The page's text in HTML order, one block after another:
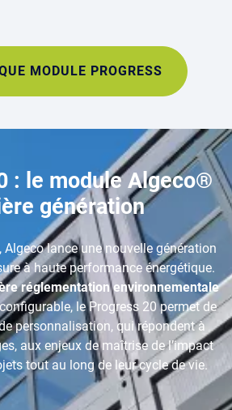
MODULE PROGRESS
: le module Algeco®
génération
, Algeco lance une nouvelle génération
à haute performance énergétique.
réglementation environnementale
le Progress 20 permet de
personnalisation, qui répondent à
aux enjeux de maîtrise de l’impact
tout au long de leur cycle de vie.